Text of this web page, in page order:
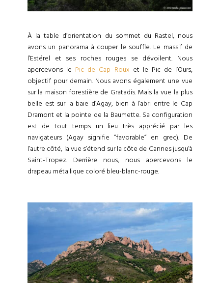
À la table d’orientation du sommet du Rastel, nous
avons un panorama à couper le souffle. Le massif de
l’Estérel et ses roches rouges se dévoilent. Nous
apercevons le Pic de Cap Roux et le Pic de l’Ours,
objectif pour demain. Nous avons également une vue
sur la maison forestière de Gratadis. Mais la vue la plus
belle est sur la baie d’Agay, bien à l’abri entre le Cap
Dramont et la pointe de la Baumette. Sa configuration
est de tout temps un lieu très apprécié par les
navigateurs (Agay signifie “favorable” en grec). De
l’autre côté, la vue s’étend sur la côte de Cannes jusqu’à
Saint-Tropez. Derrière nous, nous apercevons le
drapeau métallique coloré bleu-blanc-rouge.